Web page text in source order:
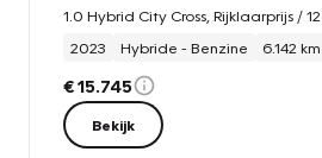
2023
Hybride - Benzine 6.142 km
€ 15.745
Bekijk